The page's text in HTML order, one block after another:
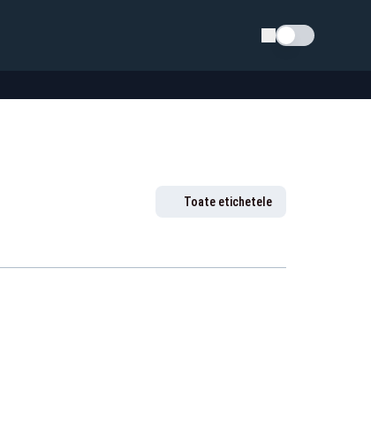
Schimba tema
Toate etichetele